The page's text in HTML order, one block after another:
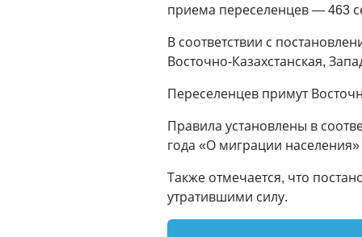
приема переселенцев — 463
В соответствии с
Восточно-Казахстанская,
Переселенцев примут
Правила установлены в
года «О миграции
Также отмечается, что
утратившими силу.